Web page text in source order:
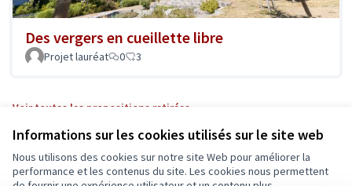
Informations sur les cookies utilisés sur le site web
Nous utilisons des cookies sur notre site Web pour améliorer la
performance et les contenus du site. Les cookies nous permettent
Des vergers en cueillette libre
Projet lauréat 0 3
Voir toutes les propositions retirées
Conditions d'utilisation
Paramètres des cookies